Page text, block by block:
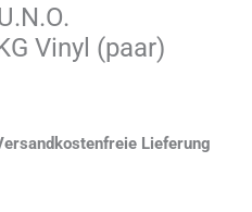
Vinyl (paar)
Lieferung